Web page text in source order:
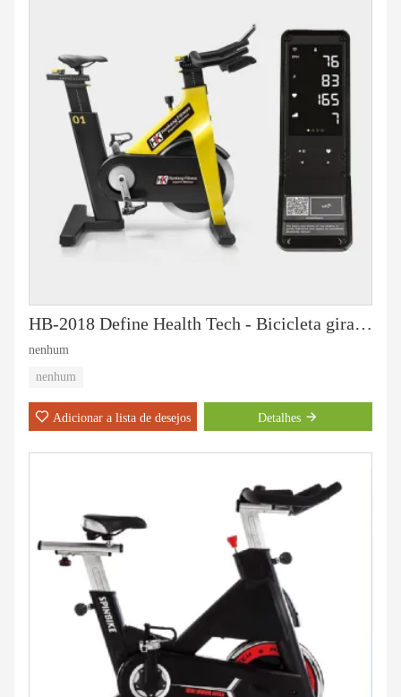
HB-2018 Define Health Tech - Bicicleta giratória de conexão de ciclo em grupo
nenhum
nenhum
Adicionar a lista de desejos Detalhes